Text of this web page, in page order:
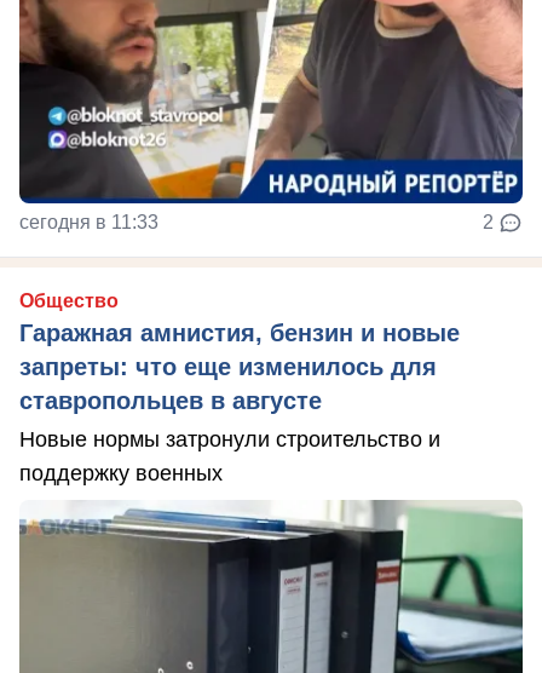
сегодня в 11:33 2
Общество
Гаражная амнистия, бензин и новые
запреты: что еще изменилось для
ставропольцев в августе
Новые нормы затронули строительство и
поддержку военных